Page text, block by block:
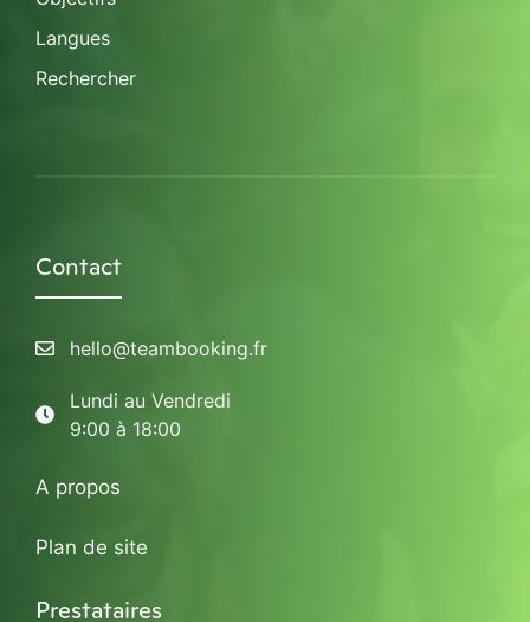
Langues
Rechercher
Contact
hello@teambooking.fr
Lundi au Vendredi
9:00 à 18:00
A propos
Plan de site
Prestataires